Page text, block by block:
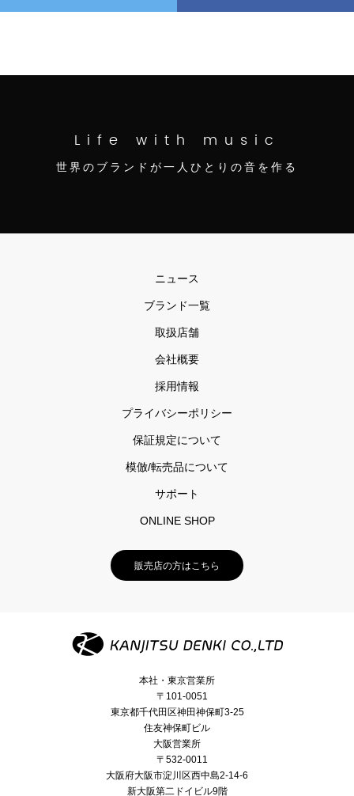
Life with music
世界のブランドが一人ひとりの音を作る
ニュース
ブランド一覧
取扱店舗
会社概要
採用情報
プライバシーポリシー
保証規定について
模倣/転売品について
サポート
ONLINE SHOP
販売店の方はこちら
本社・東京営業所
〒101-0051
東京都千代田区神田神保町3-25
住友神保町ビル
大阪営業所
〒532-0011
大阪府大阪市淀川区西中島2-14-6
新大阪第二ドイビル9階